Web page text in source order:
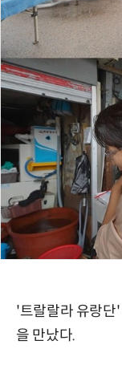
'트랄랄라 유랑단
을 만났다.